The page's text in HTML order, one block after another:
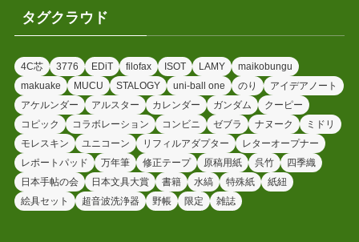
タグクラウド
4C芯 3776 EDiT filofax ISOT LAMY
maikobungu
makuake
MUCU STALOGY uni-ball one のり
アイデアノート
アケルンダー
アルスター カレンダー ガンダム
クーピー
コピック
コラボレーション コンビニ ゼブラ ナヌーク
ミドリ
モレスキン
ユニコーン リフィルアダプター
レターオープナー
レポートパッド
万年筆 修正テープ 原稿用紙 呉竹
四季織
日本手帖の会
日本文具大賞 書籍 水縞 特殊紙
紙紐
絵具セット
超音波洗浄器 野帳 限定 雑誌